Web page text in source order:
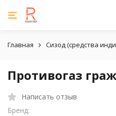
Главная Сизод (средства
Противогаз
Написать отзыв
Бренд: